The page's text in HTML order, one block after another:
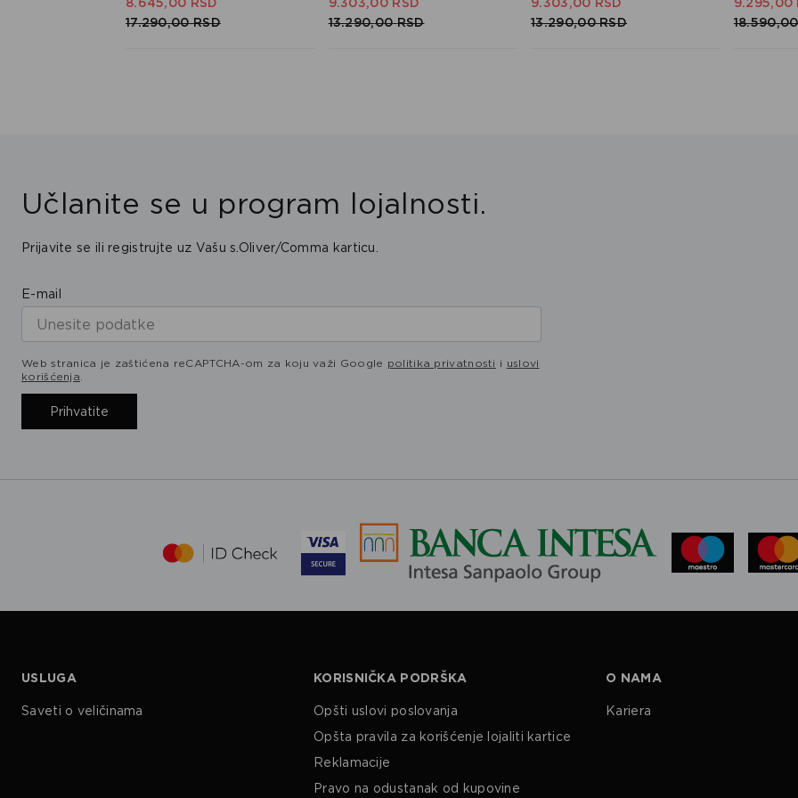
8.645,00 RSD
17.290,00 RSD
9.303,00 RSD
13.290,00 RSD
9.303,00 RSD
13.290,00 RSD
9.295,00
18.590,00
Učlanite se u program lojalnosti.
Prijavite se ili registrujte uz Vašu s.Oliver/Comma karticu.
E-mail
Web stranica je zaštićena reCAPTCHA-om za koju važi Google politika privatnosti i uslovi
korišćenja.
Prihvatite
USLUGA
Saveti o veličinama
KORISNIČKA PODRŠKA
Opšti uslovi poslovanja
Opšta pravila za korišćenje lojaliti kartice
Reklamacije
Pravo na odustanak od kupovine
O NAMA
Kariera